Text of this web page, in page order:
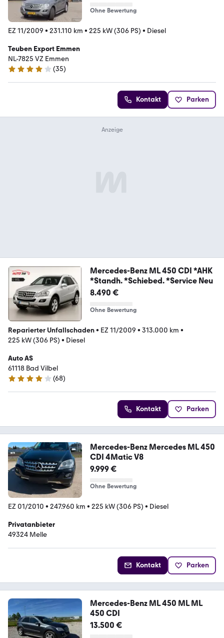
Ohne Bewertung
EZ 11/2009 • 231.110 km • 225 kW (306 PS) • Diesel
Teuben Export Emmen
NL-7825 VZ Emmen
4.2 Sterne
(35)
Kontakt Parken
Mercedes-Benz ML 450 CDI *AHK
*Standh. *Schiebed. *Service Neu
8.490 €
Ohne Bewertung
Reparierter Unfallschaden• EZ 11/2009 • 313.000 km •
225 kW (306 PS) • Diesel
Auto AS
61118 Bad Vilbel
4.2 Sterne
(68)
Kontakt Parken
Mercedes-Benz Mercedes ML 450
CDI 4Matic V8
9.999 €
Ohne Bewertung
EZ 01/2010 • 247.960 km • 225 kW (306 PS) • Diesel
Privatanbieter
49324 Melle
Kontakt Parken
Mercedes-Benz ML 450 ML ML
450 CDI
13.500 €